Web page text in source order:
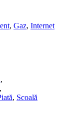
, Gaz, Internet
,
,
, Scoală